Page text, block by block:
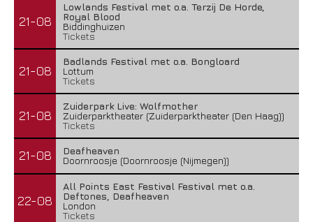
21-08
Lowlands Festival met o.a. Terzij De Horde,
Royal Blood
Biddinghuizen
Tickets
21-08
Badlands Festival met o.a. Bongloard
Lottum
Tickets
21-08
Zuiderpark Live: Wolfmother
Zuiderparktheater (Zuiderparktheater (Den Haag))
Tickets
21-08
Deafheaven
Doornroosje (Doornroosje (Nijmegen))
22-08
All Points East Festival Festival met o.a.
Deftones, Deafheaven
London
Tickets